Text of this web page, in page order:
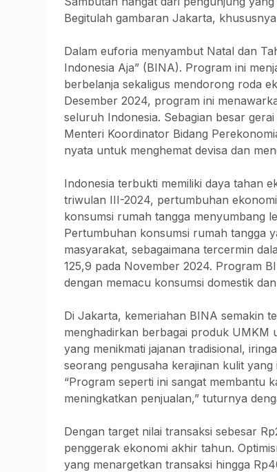
Begitulah gambaran Jakarta,
Dalam euforia menyambut Natal dan
Indonesia Aja” (BINA). Program ini
berbelanja sekaligus mendorong roda
Desember 2024, program ini
seluruh Indonesia. Sebagian besar
Menteri Koordinator Bidang
nyata untuk menghemat devisa dan
Indonesia terbukti memiliki daya tahan
triwulan III-2024, pertumbuhan
konsumsi rumah tangga menyumbang
Pertumbuhan konsumsi rumah tangga
masyarakat, sebagaimana tercermin
125,9 pada November 2024. Program
dengan memacu konsumsi domestik
Di Jakarta, kemeriahan BINA semakin
menghadirkan berbagai produk UMKM
yang menikmati jajanan tradisional,
seorang pengusaha kerajinan kulit
“Program seperti ini sangat membantu
meningkatkan penjualan,” tuturnya
Dengan target nilai transaksi sebesar
penggerak ekonomi akhir tahun.
yang menargetkan transaksi hingga